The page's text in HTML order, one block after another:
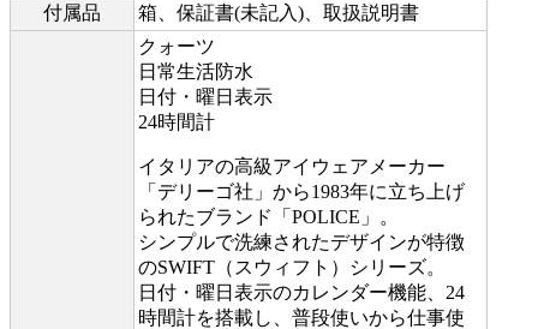
付属品
箱、保証書(未記入)、取扱説明書
クォーツ
日常生活防水
日付・曜日表示
24時間計
イタリアの高級アイウェアメーカー
「デリーゴ社」から1983年に立ち上げ
られたブランド「POLICE」。
シンプルで洗練されたデザインが特徴
のSWIFT（スウィフト）シリーズ。
日付・曜日表示のカレンダー機能、24
時間計を搭載し、普段使いから仕事使